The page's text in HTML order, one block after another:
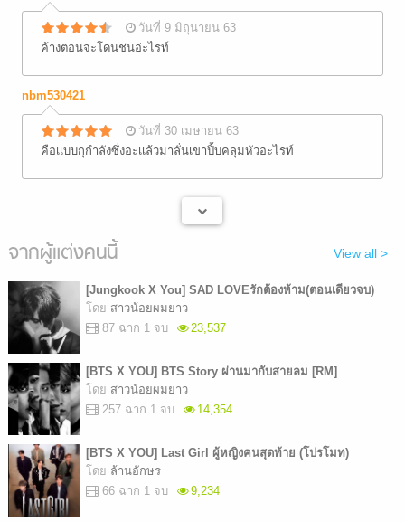
วันที่ 9 มิถุนายน 63
ค้างตอนจะโดนชนอ่ะไรท์
nbm530421
วันที่ 30 เมษายน 63
คือเเบบกุกำลังซึ่งอะเเล้วมาลั่นเขาปิ้บคลุมหัวอะไรท์
จากผู้แต่งคนนี้ View all >
[Jungkook X You] SAD LOVEรักต้องห้าม(ตอนเดียวจบ)
โดย สาวน้อยผมยาว
87 ฉาก 1 จบ
23,537
[BTS X YOU] BTS Story ผ่านมากับสายลม [RM]
โดย สาวน้อยผมยาว
257 ฉาก 1 จบ
14,354
[BTS X YOU] Last Girl ผู้หญิงคนสุดท้าย (โปรโมท)
โดย ล้านอักษร
66 ฉาก 1 จบ
9,234